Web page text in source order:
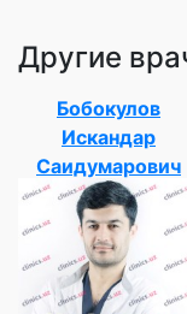
Другие
Бобокулов
Искандар
Саидумарович